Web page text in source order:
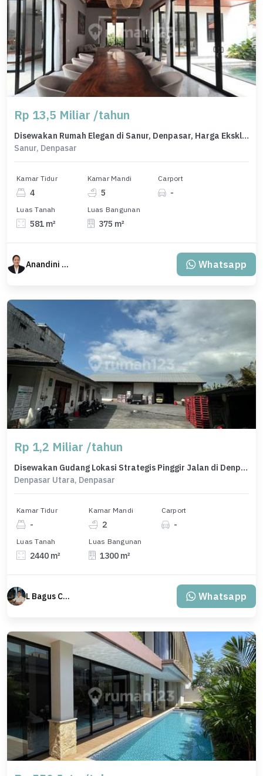
Rp 13,5 Miliar /tahun
Disewakan Rumah Elegan di Sanur, Denpasar, Harga Eksklusif
Sanur, Denpasar
Kamar Tidur
4
Kamar Mandi
5
Carport
-
Luas Tanah
581 m²
Luas Bangunan
375 m²
Anandini Property Whatsapp
Rp 1,2 Miliar /tahun
Disewakan Gudang Lokasi Strategis Pinggir Jalan di Denpasar Utara
Denpasar Utara, Denpasar
Kamar Tidur
-
Kamar Mandi
2
Carport
-
Luas Tanah
2440 m²
Luas Bangunan
1300 m²
L Bagus Cakra Baskara Whatsapp